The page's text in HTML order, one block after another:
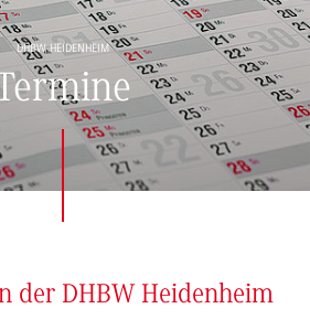
DHBW HEIDENHEIM
der DHBW Heidenheim